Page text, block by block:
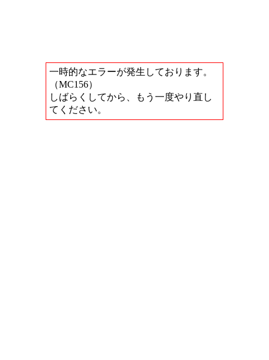
一時的なエラーが発生しております。
（MC156）
しばらくしてから、もう一度やり直し
てください。